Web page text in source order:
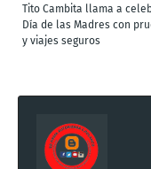
Tito Cambita llama a
Día de las Madres con
y viajes seguros